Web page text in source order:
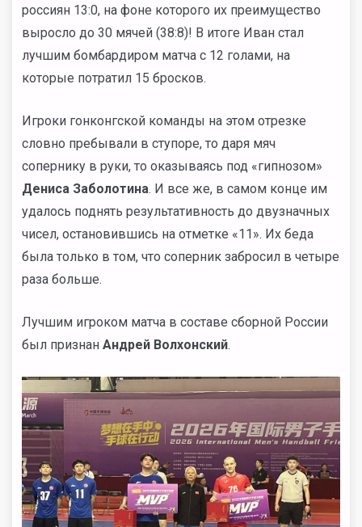
россиян 13:0, на фоне которого их преимущество
выросло до 30 мячей (38:8)! В итоге Иван стал
лучшим бомбардиром матча с 12 голами, на
которые потратил 15 бросков.
Игроки гонконгской команды на этом отрезке
словно пребывали в ступоре, то даря мяч
сопернику в руки, то оказываясь под «гипнозом»
Дениса Заболотина. И все же, в самом конце им
удалось поднять результативность до двузначных
чисел, остановившись на отметке «11». Их беда
была только в том, что соперник забросил в четыре
раза больше.
Лучшим игроком матча в составе сборной России
был признан Андрей Волхонский.